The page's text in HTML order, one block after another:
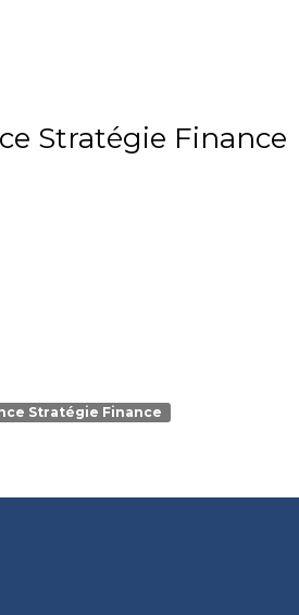
Stratégie Finance
Stratégie Finance